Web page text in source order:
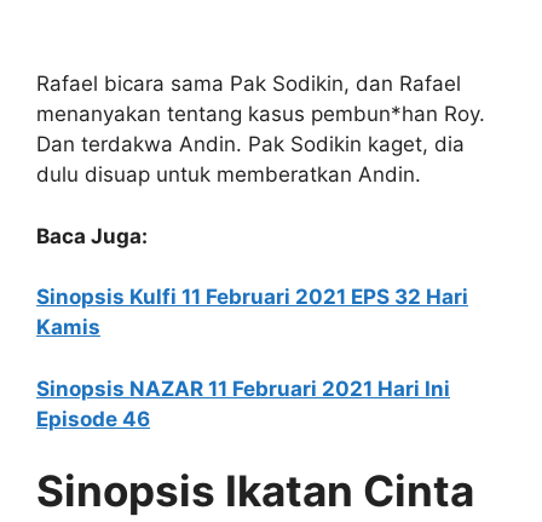
Rafael bicara sama Pak Sodikin, dan Rafael
menanyakan tentang kasus pembun*han Roy.
Dan terdakwa Andin. Pak Sodikin kaget, dia
dulu disuap untuk memberatkan Andin.
Baca Juga:
Sinopsis Kulfi 11 Februari 2021 EPS 32 Hari
Kamis
Sinopsis NAZAR 11 Februari 2021 Hari Ini
Episode 46
Sinopsis Ikatan Cinta